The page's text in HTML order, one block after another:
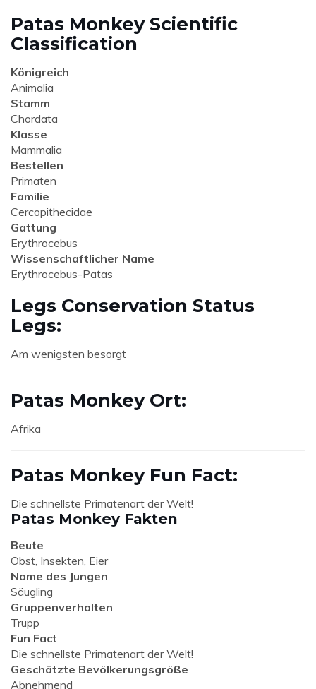
Patas Monkey Scientific
Classification
Königreich
Animalia
Stamm
Chordata
Klasse
Mammalia
Bestellen
Primaten
Familie
Cercopithecidae
Gattung
Erythrocebus
Wissenschaftlicher Name
Erythrocebus-Patas
Legs Conservation Status
Legs:
Am wenigsten besorgt
Patas Monkey Ort:
Afrika
Patas Monkey Fun Fact:
Die schnellste Primatenart der Welt!
Patas Monkey Fakten
Beute
Obst, Insekten, Eier
Name des Jungen
Säugling
Gruppenverhalten
Trupp
Fun Fact
Die schnellste Primatenart der Welt!
Geschätzte Bevölkerungsgröße
Abnehmend